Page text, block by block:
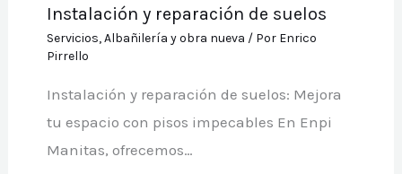
Instalación y reparación de suelos
Servicios,Albañilería y obra nueva / Por Enrico
Pirrello
Instalación y reparación de suelos: Mejora
tu espacio con pisos impecables En Enpi
Manitas, ofrecemos…